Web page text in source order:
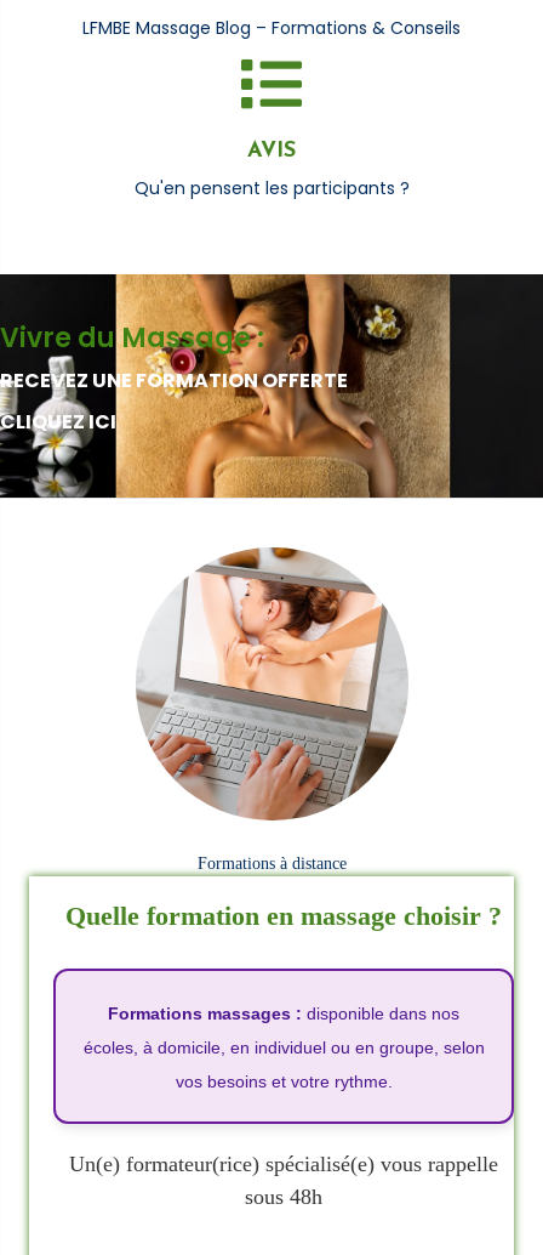
LFMBE Massage Blog – Formations & Conseils
AVIS
Qu'en pensent les participants ?
Vivre du Massage :
RECEVEZ UNE FORMATION OFFERTE
CLIQUEZ ICI
Formations à distance
Quelle formation en massage choisir ?
Formations massages : disponible dans nos
écoles, à domicile, en individuel ou en groupe, selon
vos besoins et votre rythme.
Un(e) formateur(rice) spécialisé(e) vous rappelle
sous 48h